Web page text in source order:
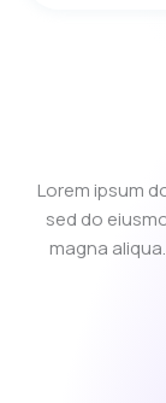
Lorem ipsum
sed do
magna